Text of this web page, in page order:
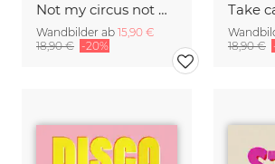
Not my circus not mx monkeys - handlettering
Wandbilder ab 15,90 €
18,90 € -20%
Take
18,90 €